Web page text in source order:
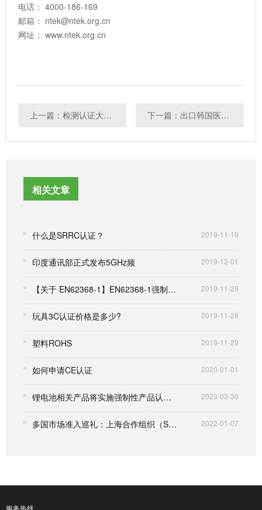
电话： 4000-186-169
邮箱： ntek@ntek.org.cn
网址： www.ntek.org.cn
上一篇：检测认证大数据:质检总局公布检测机构“立、改、废”成效 下一篇：出口韩国医疗电子设备须仔细对照“高标准”
相关文章
什么是SRRC认证？ 2019-11-19
印度通讯部正式发布5GHz频 2019-12-01
【关于·EN62368-1】EN62368-1强制实施日期延长 2019-11-29
玩具3C认证价格是多少? 2019-11-28
塑料ROHS 2019-11-29
如何申请CE认证 2020-01-01
锂电池相关产品将实施强制性产品认证管理 2023-03-30
多国市场准入巡礼：上海合作组织（SCO、ШОС） 2022-01-07